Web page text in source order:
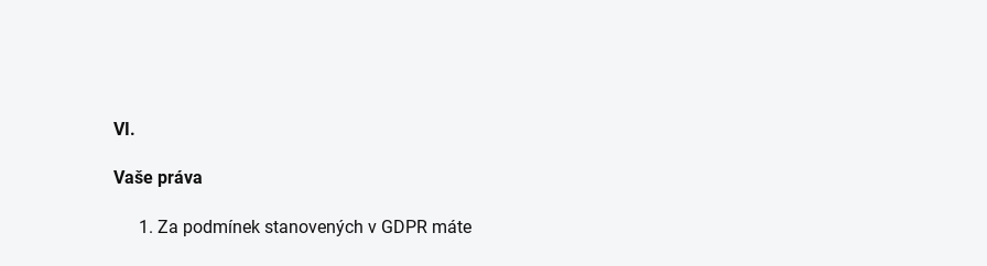
VI.
Vaše práva
Za podmínek stanovených v GDPR máte